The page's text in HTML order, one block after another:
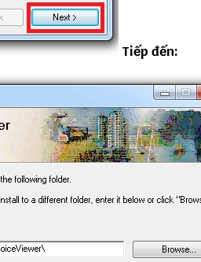
Tiếp đến: